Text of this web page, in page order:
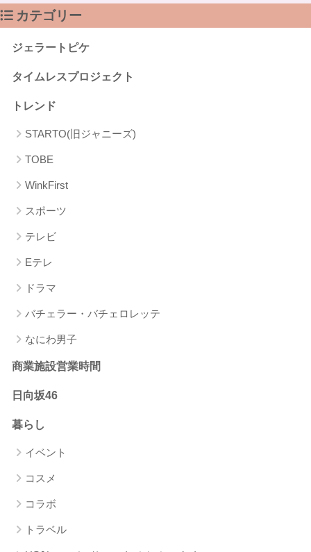
カテゴリー
ジェラートピケ
タイムレスプロジェクト
トレンド
STARTO(旧ジャニーズ)
TOBE
WinkFirst
スポーツ
テレビ
Eテレ
ドラマ
バチェラー・バチェロレッテ
なにわ男子
商業施設営業時間
日向坂46
暮らし
イベント
コスメ
コラボ
トラベル